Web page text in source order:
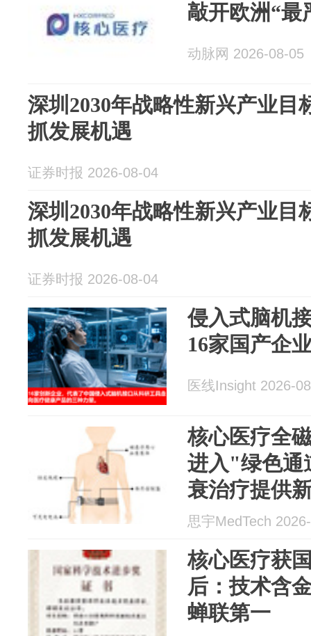
敲开欧洲“最
动脉网 2026-08-05
深圳2030年战略性新兴产业目
抓发展机遇
证券时报 2026-08-04
深圳2030年战略性新兴产业目
抓发展机遇
证券时报 2026-08-04
侵入式脑机
16家国产企
医线Insight 2026-
核心医疗全
进入"绿色通
衰治疗提供
思宇MedTech
核心医疗获
后：技术含
蝉联第一